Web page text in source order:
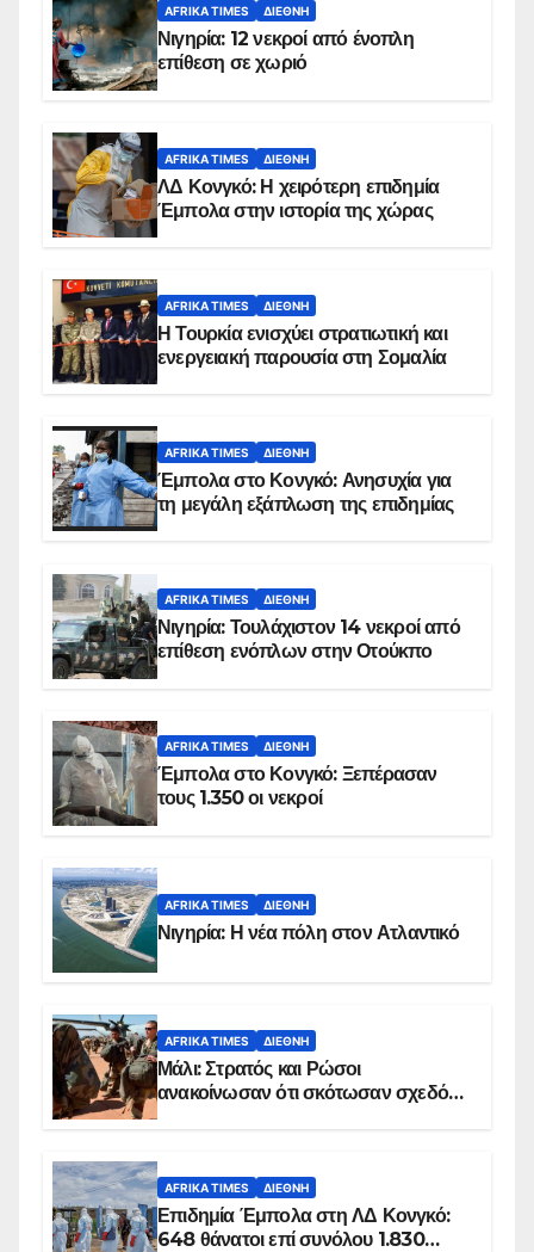
AFRIKA TIMES ΔΙΕΘΝΉ
Νιγηρία: 12 νεκροί από ένοπλη
επίθεση σε χωριό
AFRIKA TIMES ΔΙΕΘΝΉ
ΛΔ Κονγκό: Η χειρότερη επιδημία
Έμπολα στην ιστορία της χώρας
AFRIKA TIMES ΔΙΕΘΝΉ
Η Τουρκία ενισχύει στρατιωτική και
ενεργειακή παρουσία στη Σομαλία
AFRIKA TIMES ΔΙΕΘΝΉ
Έμπολα στο Κονγκό: Ανησυχία για
τη μεγάλη εξάπλωση της επιδημίας
AFRIKA TIMES ΔΙΕΘΝΉ
Νιγηρία: Τουλάχιστον 14 νεκροί από
επίθεση ενόπλων στην Οτούκπο
AFRIKA TIMES ΔΙΕΘΝΉ
Έμπολα στο Κονγκό: Ξεπέρασαν
τους 1.350 οι νεκροί
AFRIKA TIMES ΔΙΕΘΝΉ
Νιγηρία: Η νέα πόλη στον Ατλαντικό
AFRIKA TIMES ΔΙΕΘΝΉ
Μάλι: Στρατός και Ρώσοι
ανακοίνωσαν ότι σκότωσαν σχεδόν
AFRIKA TIMES ΔΙΕΘΝΉ
Επιδημία Έμπολα στη ΛΔ Κονγκό:
648 θάνατοι επί συνόλου 1.830